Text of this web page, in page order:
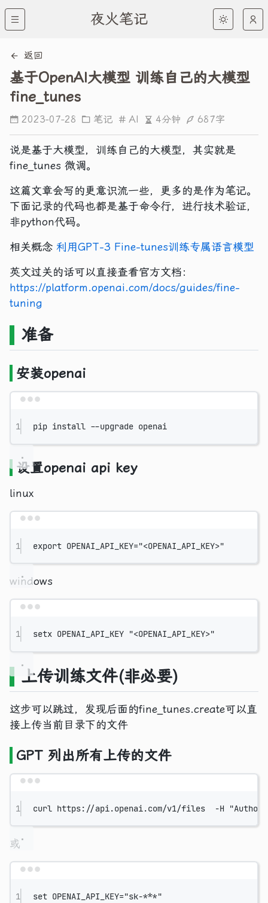
夜火笔记
返回
基于OpenAI大模型 训练自己的大模型
fine_tunes
2023-07-28 笔记 AI 4分钟 687字
说是基于大模型，训练自己的大模型，其实就是
fine_tunes 微调。
这篇文章会写的更意识流一些，更多的是作为笔记。
下面记录的代码也都是基于命令行，进行技术验证，
非python代码。
相关概念 利用GPT-3 Fine-tunes训练专属语言模型
英文过关的话可以直接查看官方文档：
https://platform.openai.com/docs/guides/fine-
tuning
准备
安装openai
1 pip install --upgrade openai
设置openai api key
linux
1 export OPENAI_API_KEY="<OPENAI_API_KEY>"
windows
1 setx OPENAI_API_KEY "<OPENAI_API_KEY>"
上传训练文件(非必要)
这步可以跳过，发现后面的fine_tunes.create可以直
接上传当前目录下的文件
GPT 列出所有上传的文件
1 curl https://api.openai.com/v1/files -H
或
1 set OPENAI_API_KEY="sk-***"